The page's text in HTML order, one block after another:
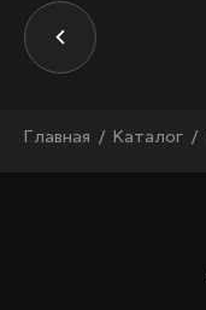
Главная Каталог